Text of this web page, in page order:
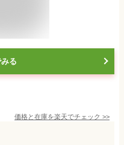
る
価格と在庫を楽天でチェック >>